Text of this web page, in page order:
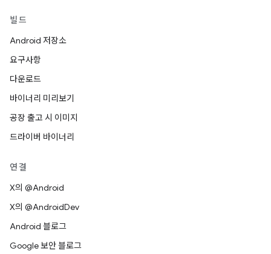
빌드
Android 저장소
요구사항
다운로드
바이너리 미리보기
공장 출고 시 이미지
드라이버 바이너리
연결
X의 @Android
X의 @AndroidDev
Android 블로그
Google 보안 블로그